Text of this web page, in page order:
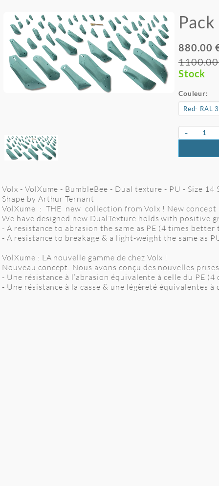
880.00
Stock
Couleur:
-
Volx - VolXume - BumbleBee - Dual texture - PU - Size 14
Shape by Arthur Ternant
VolXume : THE new collection from Volx ! New concept
We have designed new DualTexture holds with positive
- A resistance to abrasion the same as PE (4 times
- A resistance to breakage & a light-weight the same as
VolXume : LA nouvelle gamme de chez Volx !
Nouveau concept: Nous avons conçu des nouvelles
- Une résistance à l’abrasion équivalente à celle du PE
- Une résistance à la casse & une légèreté équivalentes à